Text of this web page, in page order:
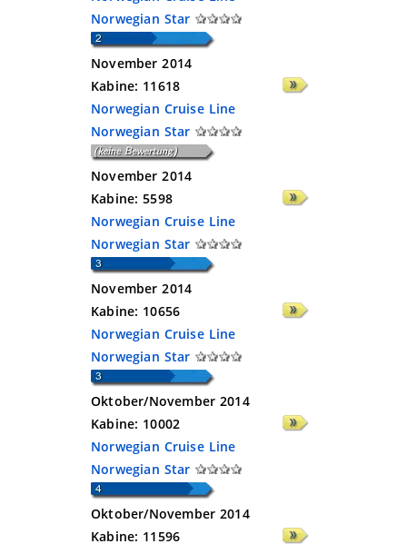
Norwegian Star
November 2014
Kabine: 11618
Norwegian Cruise Line
Norwegian Star
November 2014
Kabine:5598
Norwegian Cruise Line
Norwegian Star
November 2014
Kabine: 10656
Norwegian Cruise Line
Norwegian Star
Oktober/November 2014
Kabine: 10002
Norwegian Cruise Line
Norwegian Star
Oktober/November 2014
Kabine: 11596